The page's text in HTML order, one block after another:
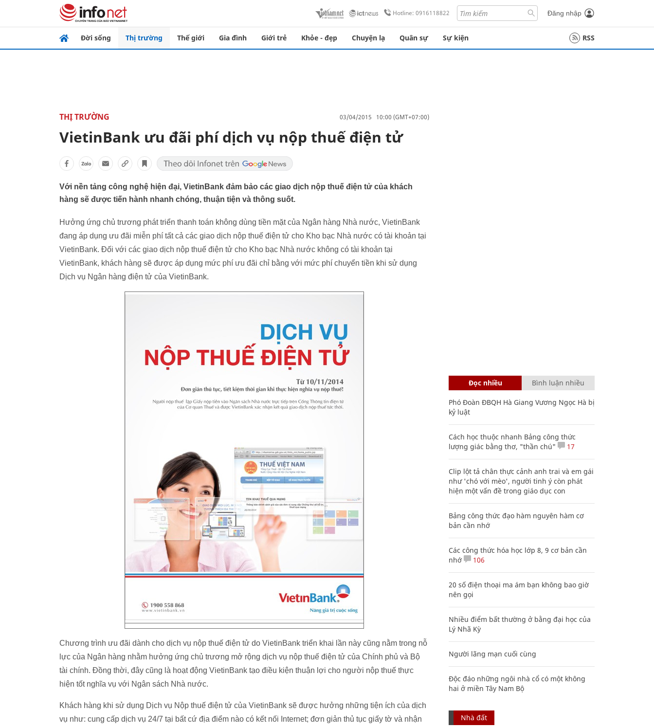
Hotline: 0916118822 Đăng nhập
Đời sống Thị trường Thế giới Gia đình Giới trẻ Khỏe - đẹp Chuyện lạ Quân sự Sự kiện RSS
THỊ TRƯỜNG 03/04/2015 10:00 (GMT+07:00)
VietinBank ưu đãi phí dịch vụ nộp thuế điện tử
Với nền tảng công nghệ hiện đại, VietinBank đảm bảo các giao dịch nộp thuế điện tử của khách
hàng sẽ được tiến hành nhanh chóng, thuận tiện và thông suốt.
Hưởng ứng chủ trương phát triển thanh toán không dùng tiền mặt của Ngân hàng Nhà nước, VietinBank
đang áp dụng ưu đãi miễn phí tất cả các giao dịch nộp thuế điện tử cho Kho bạc Nhà nước có tài khoản tại
VietinBank. Đối với các giao dịch nộp thuế điện tử cho Kho bạc Nhà nước không có tài khoản tại
VietinBank, khách hàng sẽ được áp dụng mức phí ưu đãi chỉ bằng với mức phí chuyển tiền khi sử dụng
Dịch vụ Ngân hàng điện tử của VietinBank.
Chương trình ưu đãi dành cho dịch vụ nộp thuế điện tử do VietinBank triển khai lần này cũng nằm trong nỗ
lực của Ngân hàng nhằm hưởng ứng chủ trương mở rộng dịch vụ nộp thuế điện tử của Chính phủ và Bộ
tài chính. Đồng thời, đây cũng là hoạt động VietinBank tạo điều kiện thuận lợi cho người nộp thuế thực
hiện tốt nghĩa vụ với Ngân sách Nhà nước.
Khách hàng khi sử dụng Dịch vụ Nộp thuế điện tử của VietinBank sẽ được hưởng những tiện ích của dịch
vụ như: cung cấp dịch vụ 24/7 tại bất cứ địa điểm nào có kết nối Internet; đơn giản thủ tục giấy tờ và nhận
Đọc nhiều Bình luận nhiều
Phó Đoàn ĐBQH Hà Giang Vương Ngọc Hà bị
kỷ luật
Cách học thuộc nhanh Bảng công thức
lượng giác bằng thơ, "thần chú"
17
Clip lột tả chân thực cảnh anh trai và em gái
như 'chó với mèo', người tinh ý còn phát
hiện một vấn đề trong giáo dục con
Bảng công thức đạo hàm nguyên hàm cơ
bản cần nhớ
Các công thức hóa học lớp 8, 9 cơ bản cần
nhớ
106
20 số điện thoại ma ám bạn không bao giờ
nên gọi
Nhiều điểm bất thường ở bằng đại học của
Lý Nhã Kỳ
Người lãng mạn cuối cùng
Độc đáo những ngôi nhà cổ có một không
hai ở miền Tây Nam Bộ
Nhà đất